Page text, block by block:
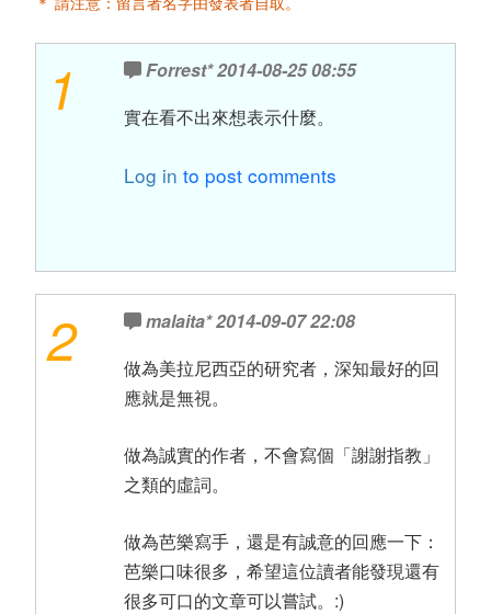
1 Forrest*2014-08-25 08:55
實在看不出來想表示什麼。
Log in to post comments
2 malaita*2014-09-07 22:08
做為美拉尼西亞的研究者，深知最好的回
應就是無視。
做為誠實的作者，不會寫個「謝謝指教」
之類的虛詞。
做為芭樂寫手，還是有誠意的回應一下：
芭樂口味很多，希望這位讀者能發現還有
很多可口的文章可以嘗試。:)